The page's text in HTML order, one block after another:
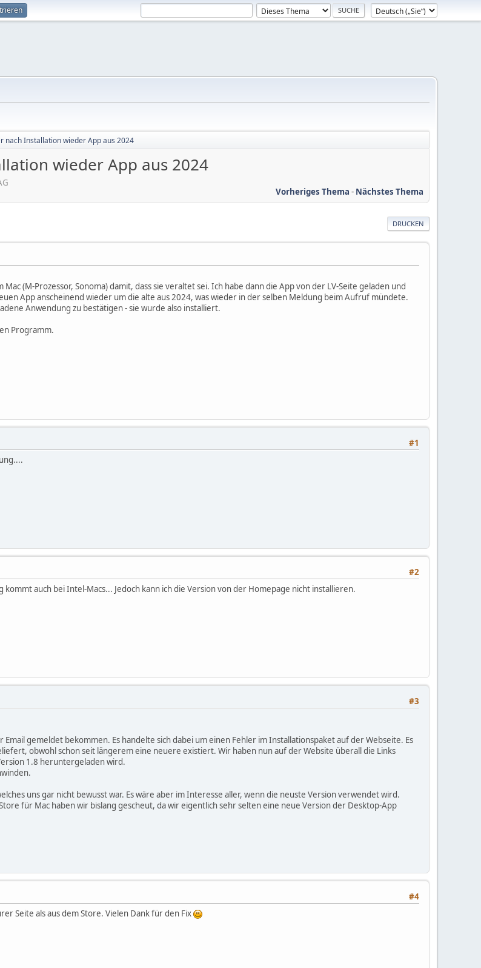
nach Installation wieder App aus 2024
wieder App aus 2024
Vorheriges Thema - Nächstes Thema
DRUCKEN
(M-Prozessor, Sonoma) damit, dass sie veraltet sei. Ich habe dann die App von der LV-Seite geladen und
App anscheinend wieder um die alte aus 2024, was wieder in der selben Meldung beim Aufruf mündete.
Anwendung zu bestätigen - sie wurde also installiert.
Programm.
#1
#2
auch bei Intel-Macs... Jedoch kann ich die Version von der Homepage nicht installieren.
#3
gemeldet bekommen. Es handelte sich dabei um einen Fehler im Installationspaket auf der Webseite. Es
obwohl schon seit längerem eine neuere existiert. Wir haben nun auf der Website überall die Links
1.8 heruntergeladen wird.
uns gar nicht bewusst war. Es wäre aber im Interesse aller, wenn die neuste Version verwendet wird.
für Mac haben wir bislang gescheut, da wir eigentlich sehr selten eine neue Version der Desktop-App
#4
Seite als aus dem Store. Vielen Dank für den Fix